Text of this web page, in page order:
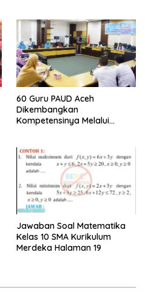
60 Guru PAUD Aceh
Dikembangkan
Kompetensinya Melalui
Jawaban Soal Matematika
Kelas 10 SMA Kurikulum
Merdeka Halaman 19